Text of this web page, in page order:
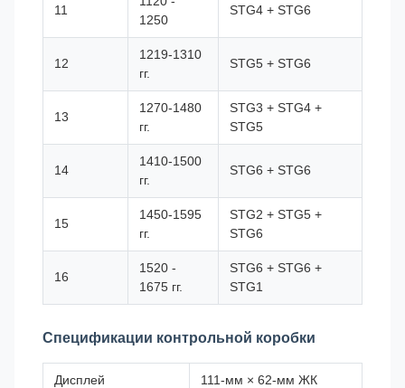
11
1250
STG4 + STG6
12
1219-1310
гг.
STG5 + STG6
13
1270-1480
гг.
STG3 + STG4 +
STG5
14
1410-1500
гг.
STG6 + STG6
15
1450-1595
гг.
STG2 + STG5 +
STG6
16
1520 -
1675 гг.
STG6 + STG6 +
STG1
Спецификации контрольной коробки
Дисплей 111-мм × 62-мм ЖК